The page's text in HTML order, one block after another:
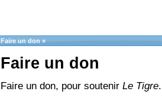
Faire un don »
Faire un don
Faire un don, pour soutenir Le Tigre.